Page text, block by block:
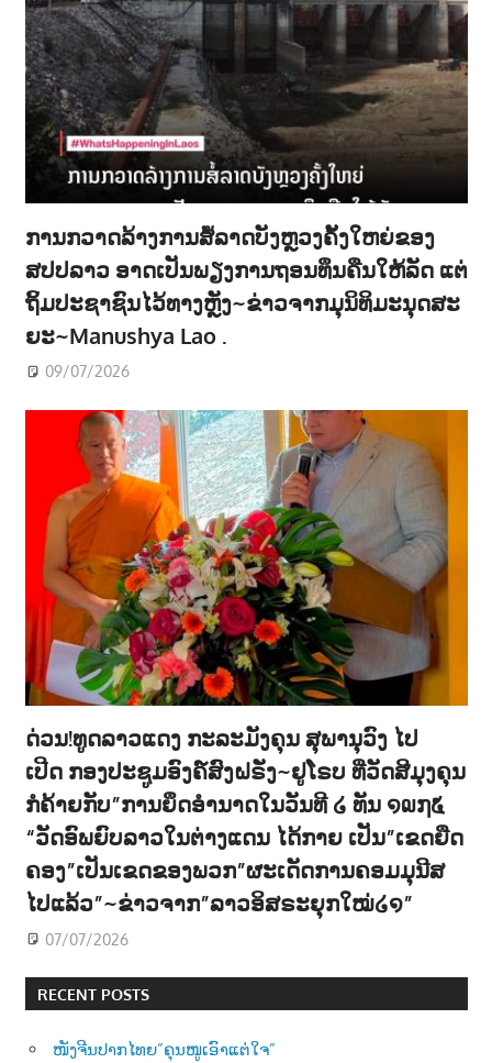
ການກວາດລ້າງການສໍ້ລາດບັງຫຼວງຄັ້ງໃຫຍ່ຂອງ
ສປປລາວ ອາດເປັນພຽງການຖອນທຶນຄືນໃຫ້ລັດ ແຕ່
ຖິ້ມປະຊາຊົນໄວ້ທາງຫຼັງ~ຂ່າວຈາກມຸນິທິມະນຸດສະ
ຍະ~Manushya Lao .
09/07/2026
ດ່ວນ!ທູດລາວແດງ ກະລະມັງຄຸນ ສຸພານຸວົງ ໄປ
ເປີດ ກອງປະຊູມອົງຄ໌ສົງຝຣັ່ງ~ຢູໂຣບ ທີ່ວັດສີມຸງຄຸນ
ກໍຄ້າຍກັບ”ການຍຶດອຳນາດໃນວັນທີ ໒ ທັນ ໑໙໗໕
“ວັດອົພຍົບລາວໃນຕ່າງແດນ ໄດ້ກາຍ ເປັນ”ເຂດຍືດ
ຄອງ”ເປັນເຂດຂອງພວກ”ຜະເດັດການຄອມມຸນີສ
ໄປແລ້ວ”~ຂ່າວຈາກ”ລາວອິສຣະຍຸກໃໝ່໒໑”
07/07/2026
RECENT POSTS
ໜັງຈີນປາກໄທຍ”ຄຸນໜູເອົາແຕ່ໃຈ”